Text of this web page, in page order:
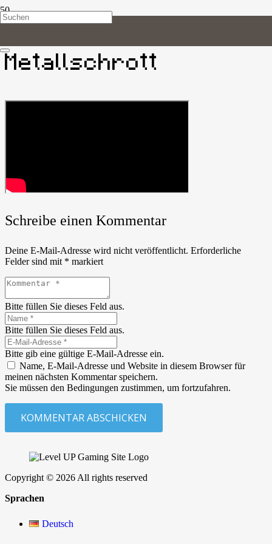
LUG//
Metallschrott
Schreibe einen Kommentar
Deine E-Mail-Adresse wird nicht veröffentlicht. Erforderliche
Felder sind mit * markiert
Bitte füllen Sie dieses Feld aus.
Bitte füllen Sie dieses Feld aus.
Bitte gib eine gültige E-Mail-Adresse ein.
Name, E-Mail-Adresse und Website in diesem Browser für
meinen nächsten Kommentar speichern.
Sie müssen den Bedingungen zustimmen, um fortzufahren.
KOMMENTAR ABSCHICKEN
Copyright © 2026 All rights reserved
Sprachen
Deutsch